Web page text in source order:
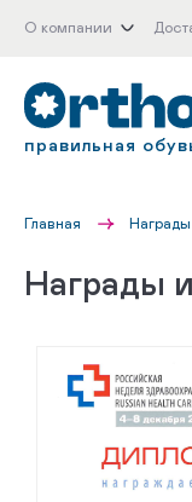
О компании
правильная
Главная
Награды